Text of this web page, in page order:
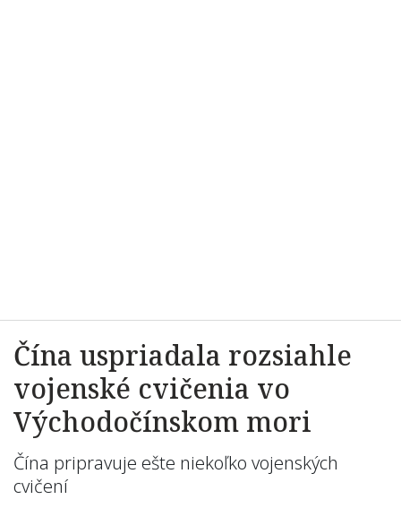
Čína uspriadala rozsiahle
vojenské cvičenia vo
Východočínskom mori
Čína pripravuje ešte niekoľko vojenských
cvičení